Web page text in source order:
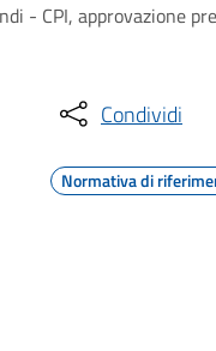
- CPI, approvazione
Condividi
Normativa di